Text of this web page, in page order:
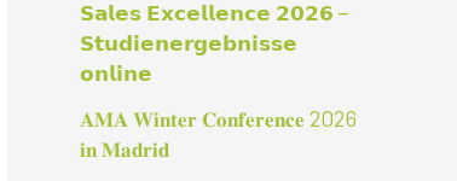
n
n
c
𝗦𝗮𝗹𝗲𝘀 𝗘𝘅𝗰𝗲𝗹𝗹𝗲𝗻𝗰𝗲 𝟮𝟬𝟮𝟲 –
𝗦𝘁𝘂𝗱𝗶𝗲𝗻𝗲𝗿𝗴𝗲𝗯𝗻𝗶𝘀𝘀𝗲
𝗼𝗻𝗹𝗶𝗻𝗲
𝐀𝐌𝐀 𝐖𝐢𝐧𝐭𝐞𝐫 𝐂𝐨𝐧𝐟𝐞𝐫𝐞𝐧𝐜𝐞 2026
𝐢𝐧 𝐌𝐚𝐝𝐫𝐢𝐝